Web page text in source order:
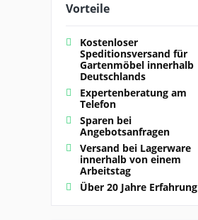
Vorteile
Kostenloser
Speditionsversand für
Gartenmöbel innerhalb
Deutschlands
Expertenberatung am
Telefon
Sparen bei
Angebotsanfragen
Versand bei Lagerware
innerhalb von einem
Arbeitstag
Über 20 Jahre Erfahrung